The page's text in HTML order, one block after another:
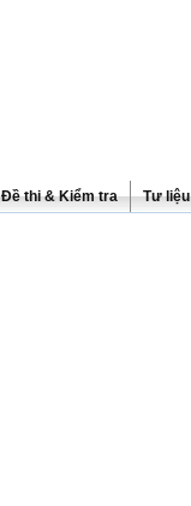
Đề thi & Kiểm tra Tư liệu